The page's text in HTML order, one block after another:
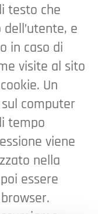
testo che
e
in caso di
visite al sito
Un
computer
tempo
viene
nella
essere